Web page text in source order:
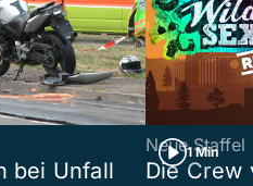
bei Unfall
1 Min
Neue Staffel
Die Crew